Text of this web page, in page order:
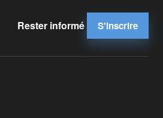
Rester informé S'inscrire